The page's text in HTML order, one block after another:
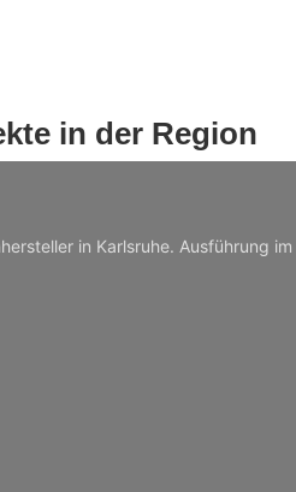
in der Region
in Karlsruhe. Ausführung